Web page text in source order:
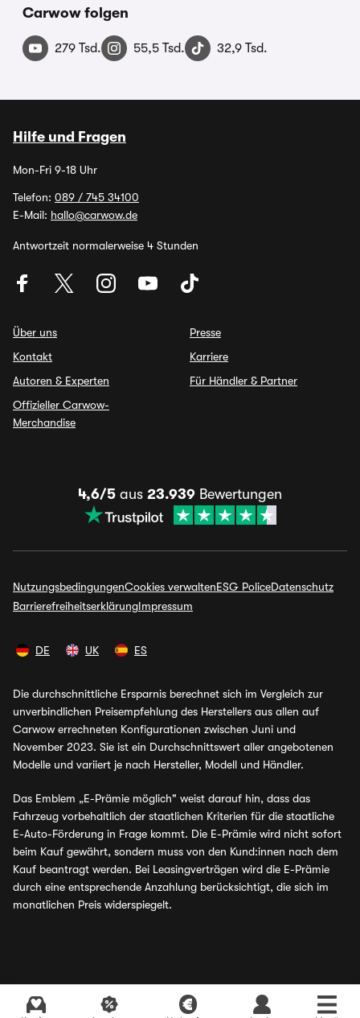
Carwow folgen
279 Tsd. 55,5 Tsd. 32,9 Tsd.
Hilfe und Fragen
Mon-Fri 9-18 Uhr
Telefon: 089 / 745 34100
E-Mail: hallo@carwow.de
Antwortzeit normalerweise 4 Stunden
Über uns
Kontakt
Autoren & Experten
Offizieller Carwow-
Merchandise
Presse
Karriere
Für Händler & Partner
4,6/5 aus 23.939 Bewertungen
NutzungsbedingungenCookies verwaltenESG PoliceDatenschutz
BarrierefreiheitserklärungImpressum
DE UK ES
Die durchschnittliche Ersparnis berechnet sich im Vergleich zur
unverbindlichen Preisempfehlung des Herstellers aus allen auf
Carwow errechneten Konfigurationen zwischen Juni und
November 2023. Sie ist ein Durchschnittswert aller angebotenen
Modelle und variiert je nach Hersteller, Modell und Händler.
Das Emblem „E-Prämie möglich" weist darauf hin, dass das
Fahrzeug vorbehaltlich der staatlichen Kriterien für die staatliche
E-Auto-Förderung in Frage kommt. Die E-Prämie wird nicht sofort
beim Kauf gewährt, sondern muss von den Kund:innen nach dem
Kauf beantragt werden. Bei Leasingverträgen wird die E-Prämie
durch eine entsprechende Anzahlung berücksichtigt, die sich im
monatlichen Preis widerspiegelt.